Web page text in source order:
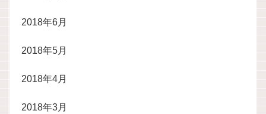
2018年6月
2018年5月
2018年4月
2018年3月